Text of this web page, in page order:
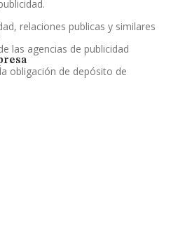
relaciones publicas y similares
las agencias de publicidad
obligación de depósito de